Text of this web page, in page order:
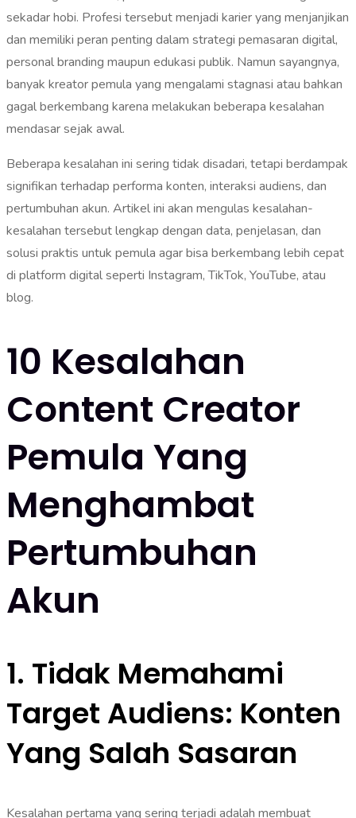
sekadar hobi. Profesi tersebut menjadi karier yang menjanjikan
dan memiliki peran penting dalam strategi pemasaran digital,
personal branding maupun edukasi publik. Namun sayangnya,
banyak kreator pemula yang mengalami stagnasi atau bahkan
gagal berkembang karena melakukan beberapa kesalahan
mendasar sejak awal.
Beberapa kesalahan ini sering tidak disadari, tetapi berdampak
signifikan terhadap performa konten, interaksi audiens, dan
pertumbuhan akun. Artikel ini akan mengulas kesalahan-
kesalahan tersebut lengkap dengan data, penjelasan, dan
solusi praktis untuk pemula agar bisa berkembang lebih cepat
di platform digital seperti Instagram, TikTok, YouTube, atau
blog.
10 Kesalahan
Content Creator
Pemula Yang
Menghambat
Pertumbuhan
Akun
1. Tidak Memahami
Target Audiens: Konten
Yang Salah Sasaran
Kesalahan pertama yang sering terjadi adalah membuat